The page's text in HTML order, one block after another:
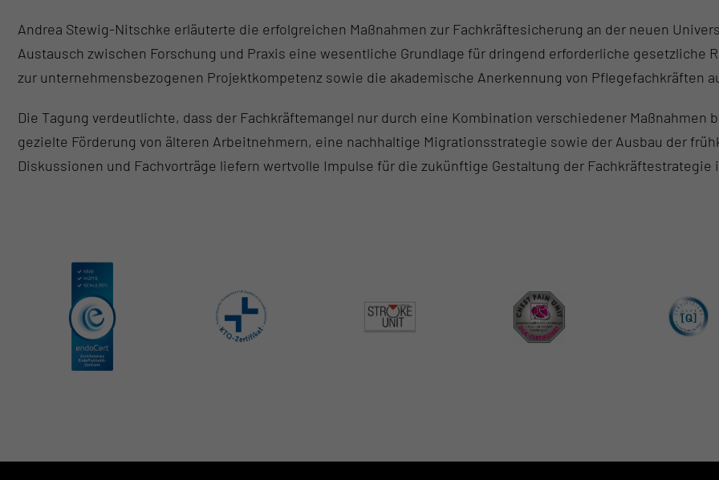
Andrea Stewig-Nitschke erläuterte die erfolgreichen Maßnahmen zur Fachkräftesicherung an der neuen
Austausch zwischen Forschung und Praxis eine wesentliche Grundlage für dringend erforderliche
zur unternehmensbezogenen Projektkompetenz sowie die akademische Anerkennung von Pflegefachkräften
Die Tagung verdeutlichte, dass der Fachkräftemangel nur durch eine Kombination verschiedener Maßnahmen
gezielte Förderung von älteren Arbeitnehmern, eine nachhaltige Migrationsstrategie sowie der Ausbau der
Diskussionen und Fachvorträge liefern wertvolle Impulse für die zukünftige Gestaltung der Fachkräftestrategie